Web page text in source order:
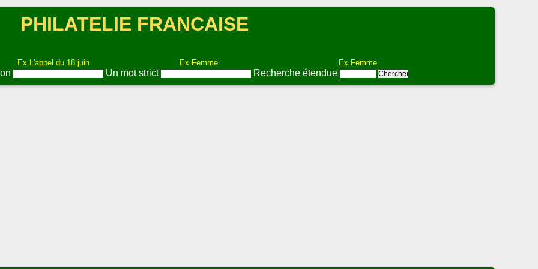
PHILATELIE FRANCAISE
Ex L'appel du 18 juin Ex Femme Ex Femme
Un mot strict Recherche étendue